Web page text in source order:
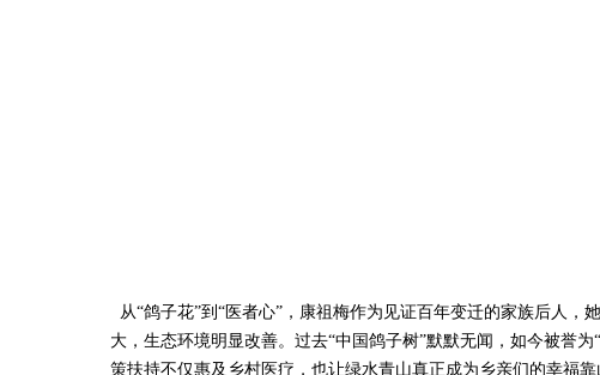
从“鸽子花”到“医者心”，康祖梅作为见证百年变迁的家族后人
大，生态环境明显改善。过去“中国鸽子树”默默无闻，如今被誉
策扶持不仅惠及乡村医疗，也让绿水青山真正成为乡亲们的幸福靠